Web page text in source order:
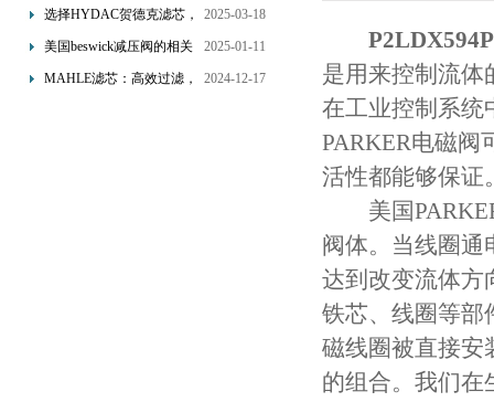
为工业流体筑起“隐形安全
选择HYDAC贺德克滤芯，
享受精准过滤与稳定性能
2025-03-18
美国beswick减压阀的相关
知识
2025-01-11
MAHLE滤芯：高效过滤，
2024-12-17
是用来控制流体
在工业控制系统
PARKER电磁阀
活性都能够保证
美国PARKER
阀体。当线圈通
达到改变流体方
铁芯、线圈等部
磁线圈被直接安
的组合。我们在